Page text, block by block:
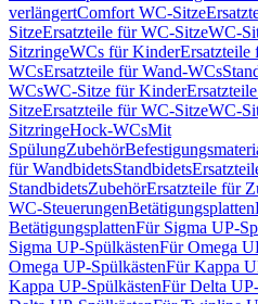
verlängertComfort WC-Sitze
SitzeErsatzteile für WC-SitzeWC-
SitzringeWCs für Kinder
WCsErsatzteile für Wand-WCs
WCsWC-Sitze für Kinder
SitzeErsatzteile für WC-SitzeWC-
SitzringeHock-WCsMit
SpülungZubehör
für WandbidetsStandbidets
StandbidetsZubehörErsatzteile für
WC-SteuerungenBetätigungsplatten
BetätigungsplattenFür Sigma UP-
Sigma UP-SpülkästenFür Omega
Omega UP-SpülkästenFür Kappa
Kappa UP-SpülkästenFür Delta